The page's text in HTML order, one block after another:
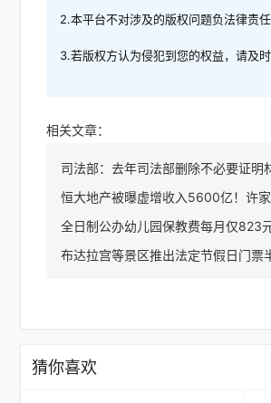
2.本平台不对涉及的版权问题负法律责
3.若版权方认为侵犯到您的权益，请及
相关文章：
司法部：去年司法部删除不必要证明
恒大地产被曝虚增收入5600亿！许
全日制公办幼儿园保教费每月仅823
布达拉宫等景区推出法定节假日门票
猜你喜欢